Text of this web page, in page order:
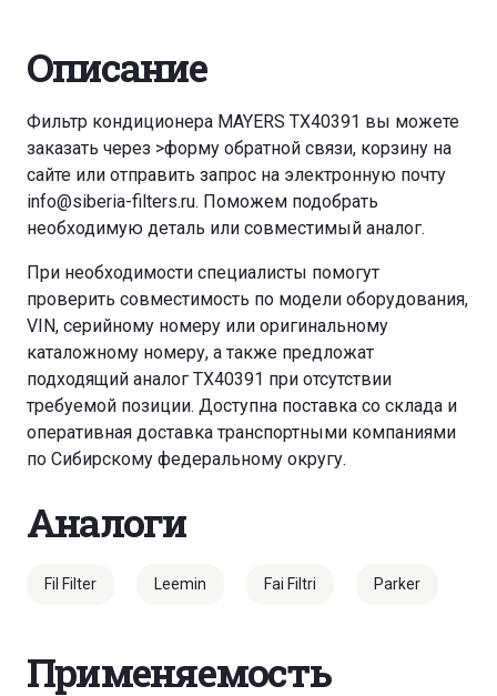
Описание
Фильтр кондиционера MAYERS TX40391 вы можете
заказать через >форму обратной связи, корзину на
сайте или отправить запрос на электронную почту
info@siberia-filters.ru. Поможем подобрать
необходимую деталь или совместимый аналог.
При необходимости специалисты помогут
проверить совместимость по модели оборудования,
VIN, серийному номеру или оригинальному
каталожному номеру, а также предложат
подходящий аналог TX40391 при отсутствии
требуемой позиции. Доступна поставка со склада и
оперативная доставка транспортными компаниями
по Сибирскому федеральному округу.
Аналоги
Fil Filter Leemin Fai Filtri Parker
Применяемость